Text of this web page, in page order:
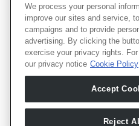
Deutsch
We process your personal
improve our sites and service,
campaigns and to provide
advertising. By clicking the
exercise your privacy rights.
our privacy notice Cookie Policy
Accept
Reject All